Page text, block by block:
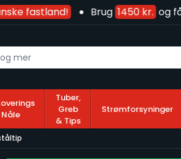
fastland! Brug1450 kr. og få
Nåle
Tuber,
Greb
& Tips
Strømforsyninger